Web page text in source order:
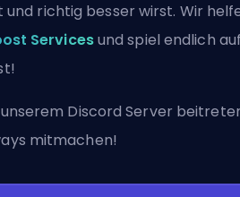
und richtig besser wirst. Wir
Servicesund spiel endlich
unserem Discord Server
mitmachen!